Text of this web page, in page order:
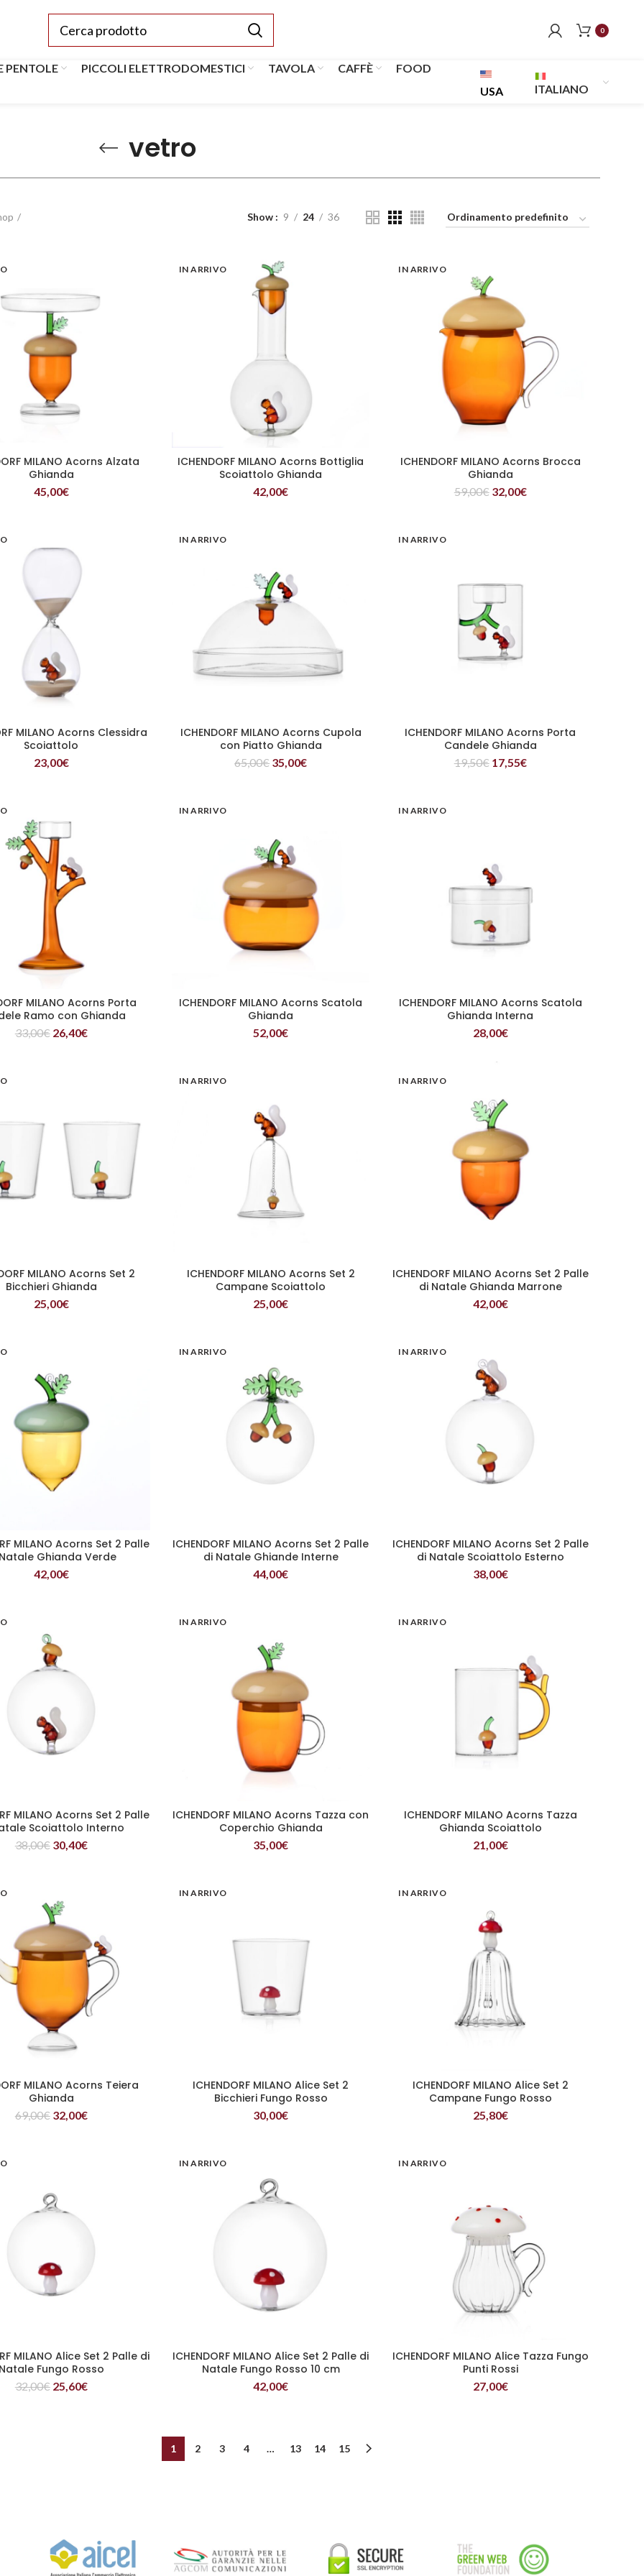
0
PENTOLE PICCOLI ELETTRODOMESTICI TAVOLA CAFFÈ FOOD
USA ITALIANO
vetro
Show 9 24 36
LEGGI TUTTO
MILANO Acorns Alzata
Ghianda
45,00€
IN ARRIVO
LEGGI TUTTO
ICHENDORF MILANO Acorns Bottiglia
Scoiattolo Ghianda
42,00€
IN ARRIVO
LEGGI TUTTO
ICHENDORF MILANO Acorns Brocca
Ghianda
59,00€ 32,00€
LEGGI TUTTO
MILANO Acorns Clessidra
Scoiattolo
23,00€
IN ARRIVO
LEGGI TUTTO
ICHENDORF MILANO Acorns Cupola
con Piatto Ghianda
65,00€ 35,00€
IN ARRIVO
LEGGI TUTTO
ICHENDORF MILANO Acorns Porta
Candele Ghianda
19,50€ 17,55€
LEGGI TUTTO
MILANO Acorns Porta
Ramo con Ghianda
33,00€ 26,40€
IN ARRIVO
LEGGI TUTTO
ICHENDORF MILANO Acorns Scatola
Ghianda
52,00€
IN ARRIVO
LEGGI TUTTO
ICHENDORF MILANO Acorns Scatola
Ghianda Interna
28,00€
LEGGI TUTTO
MILANO Acorns Set 2
Bicchieri Ghianda
25,00€
IN ARRIVO
LEGGI TUTTO
ICHENDORF MILANO Acorns Set 2
Campane Scoiattolo
25,00€
IN ARRIVO
LEGGI TUTTO
ICHENDORF MILANO Acorns Set 2 Palle
di Natale Ghianda Marrone
42,00€
LEGGI TUTTO
MILANO Acorns Set 2 Palle
Ghianda Verde
42,00€
IN ARRIVO
LEGGI TUTTO
ICHENDORF MILANO Acorns Set 2 Palle
di Natale Ghiande Interne
44,00€
IN ARRIVO
LEGGI TUTTO
ICHENDORF MILANO Acorns Set 2 Palle
di Natale Scoiattolo Esterno
38,00€
LEGGI TUTTO
MILANO Acorns Set 2 Palle
Scoiattolo Interno
38,00€ 30,40€
IN ARRIVO
LEGGI TUTTO
ICHENDORF MILANO Acorns Tazza con
Coperchio Ghianda
35,00€
IN ARRIVO
LEGGI TUTTO
ICHENDORF MILANO Acorns Tazza
Ghianda Scoiattolo
21,00€
LEGGI TUTTO
MILANO Acorns Teiera
Ghianda
69,00€ 32,00€
IN ARRIVO
LEGGI TUTTO
ICHENDORF MILANO Alice Set 2
Bicchieri Fungo Rosso
30,00€
IN ARRIVO
LEGGI TUTTO
ICHENDORF MILANO Alice Set 2
Campane Fungo Rosso
25,80€
LEGGI TUTTO
MILANO Alice Set 2 Palle di
Natale Fungo Rosso
32,00€ 25,60€
IN ARRIVO
LEGGI TUTTO
ICHENDORF MILANO Alice Set 2 Palle di
Natale Fungo Rosso 10 cm
42,00€
IN ARRIVO
LEGGI TUTTO
ICHENDORF MILANO Alice Tazza Fungo
Punti Rossi
27,00€
1 2 3 4 … 13 14 15